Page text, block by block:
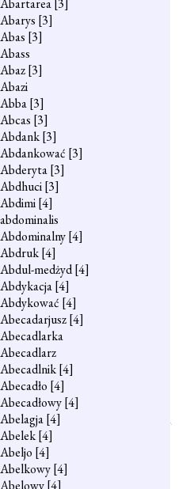
Abartarea[3]
Abarys [3]
Abas [3]
Abass
Abaz[3]
Abazi
Abba[3]
Abcas [3]
Abdank[3]
Abdankować [3]
Abderyta[3]
Abdhuci[3]
Abdimi[4]
abdominalis
Abdominalny[4]
Abdruk[4]
Abdul-medżyd[4]
Abdykacja[4]
Abdykować [4]
Abecadarjusz[4]
Abecadlarka
Abecadlarz
Abecadlnik[4]
Abecadło [4]
Abecadłowy[4]
Abelagja[4]
Abelek[4]
Abeljo [4]
Abelkowy[4]
Abelowy[4]